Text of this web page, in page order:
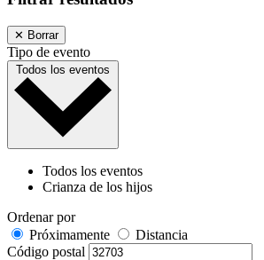
✕ Borrar
Tipo de evento
Todos los eventos
Todos los eventos
Crianza de los hijos
Ordenar por
Próximamente
Distancia
Código postal